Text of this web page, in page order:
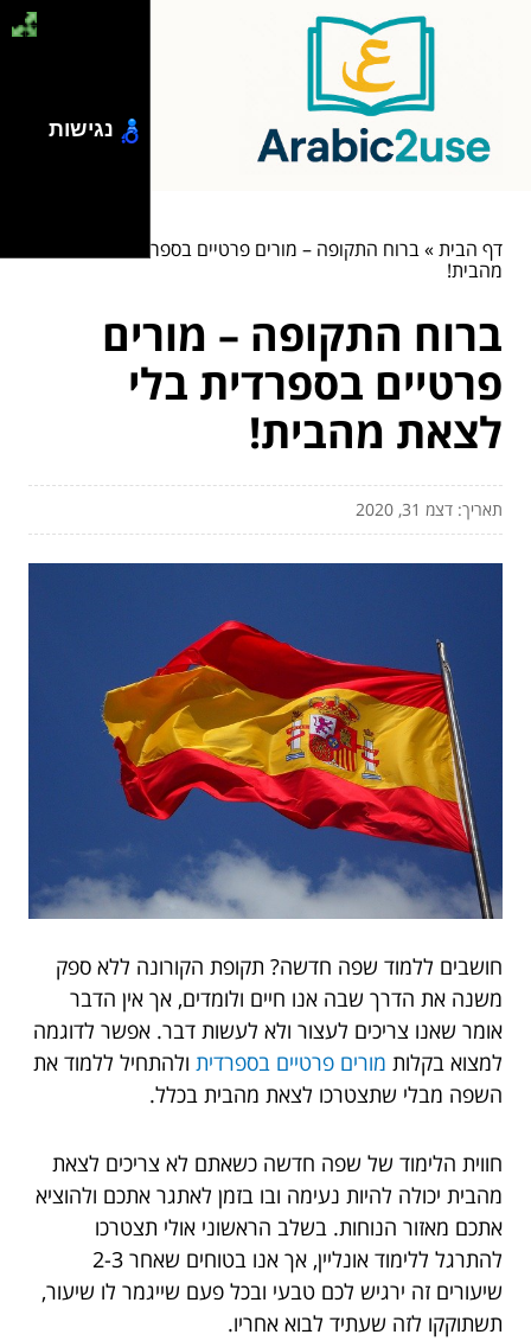
דף הבית»ברוח התקופה – מורים פרטיים בספרדית בלי לצאת
מהבית!
ברוח התקופה – מורים
פרטיים בספרדית בלי
לצאת מהבית!
תאריך: דצמ 31, 2020
חושבים ללמוד שפה חדשה? תקופת הקורונה ללא ספק
משנה את הדרך שבה אנו חיים ולומדים, אך אין הדבר
אומר שאנו צריכים לעצור ולא לעשות דבר. אפשר לדוגמה
למצוא בקלות מורים פרטיים בספרדית ולהתחיל ללמוד את
השפה מבלי שתצטרכו לצאת מהבית בכלל.
חווית הלימוד של שפה חדשה כשאתם לא צריכים לצאת
מהבית יכולה להיות נעימה ובו בזמן לאתגר אתכם ולהוציא
אתכם מאזור הנוחות. בשלב הראשוני אולי תצטרכו
להתרגל ללימוד אונליין, אך אנו בטוחים שאחר 2-3
שיעורים זה ירגיש לכם טבעי ובכל פעם שייגמר לו שיעור,
תשתוקקו לזה שעתיד לבוא אחריו.
נגישות